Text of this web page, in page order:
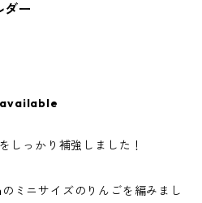
ダー
しっかり補強しました！
ミニサイズのりんごを編みまし